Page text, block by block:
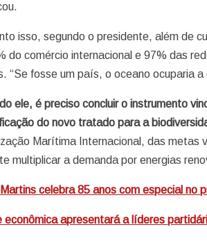
isso, segundo o presidente, além de
do comércio internacional e 97% das
“Se fosse um país, o oceano ocuparia
ele, é preciso concluir o instrumento
do novo tratado para a
Marítima Internacional, das metas
multiplicar a demanda por energias
celebra 85 anos com especial no
econômica apresentará a líderes